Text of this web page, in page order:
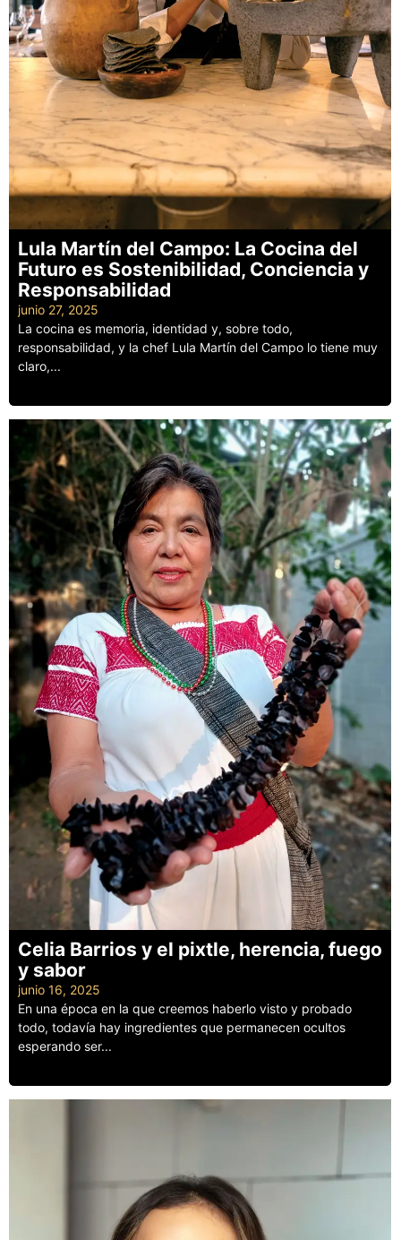
Lula Martín del Campo: La Cocina del
Futuro es Sostenibilidad, Conciencia y
Responsabilidad
junio 27, 2025
La cocina es memoria, identidad y, sobre todo,
responsabilidad, y la chef Lula Martín del Campo lo tiene muy
claro,...
Celia Barrios y el pixtle, herencia, fuego
y sabor
junio 16, 2025
En una época en la que creemos haberlo visto y probado
todo, todavía hay ingredientes que permanecen ocultos
esperando ser...